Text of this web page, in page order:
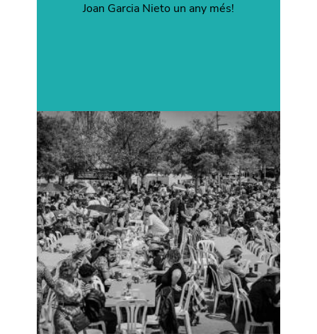
Joan Garcia Nieto un any més!